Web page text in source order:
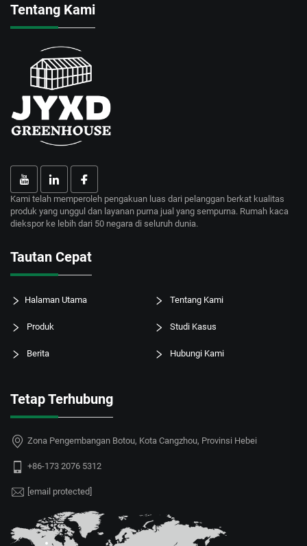
Tentang Kami
Kami telah memperoleh pengakuan luas dari pelanggan berkat kualitas
produk yang unggul dan layanan purna jual yang sempurna. Rumah kaca
diekspor ke lebih dari 50 negara di seluruh dunia.
Tautan Cepat
Halaman Utama Tentang Kami
Produk Studi Kasus
Berita Hubungi Kami
Tetap Terhubung
Zona Pengembangan Botou, Kota Cangzhou, Provinsi Hebei
+86-173 2076 5312
[email protected]